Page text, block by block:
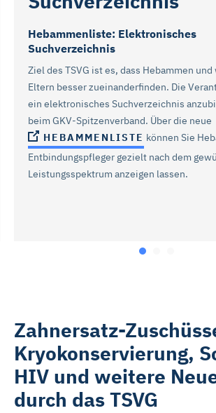
Hebammenliste: Elektronisches
Suchverzeichnis
Ziel des TSVG ist es, dass Hebammen
Eltern besser zueinanderfinden. Die
ein elektronisches Suchverzeichnis
beim GKV-Spitzenverband. Über die neue
HEBAMMENLISTE können Sie
Entbindungspfleger gezielt nach dem
Leistungsspektrum anzeigen lassen.
Zahnersatz-
Kryokonservierung,
HIV und weitere
durch das TSVG